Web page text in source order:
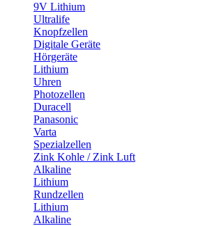
9V Lithium
Ultralife
Knopfzellen
Digitale Geräte
Hörgeräte
Lithium
Uhren
Photozellen
Duracell
Panasonic
Varta
Spezialzellen
Zink Kohle / Zink Luft
Alkaline
Lithium
Rundzellen
Lithium
Alkaline